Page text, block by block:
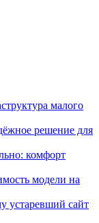
малого
решение для
комфорт
модели на
устаревший сайт